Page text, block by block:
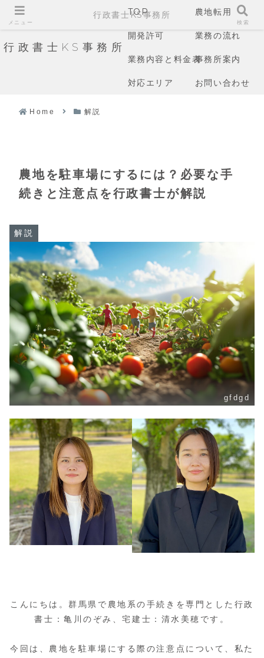
行政書士KS事務所
TOP 農地転用
開発許可 業務の流れ
業務内容と料金表事務所案内
対応エリア お問い合わせ
Home 解説
農地を駐車場にするには？必要な手
続きと注意点を行政書士が解説
解説
gfdgd
こんにちは。群馬県で農地系の手続きを専門とした行政
書士：亀川のぞみ、宅建士：清水美穂です。
今回は、農地を駐車場にする際の注意点について、私た
メニュー
行政書士KS事務所
検索